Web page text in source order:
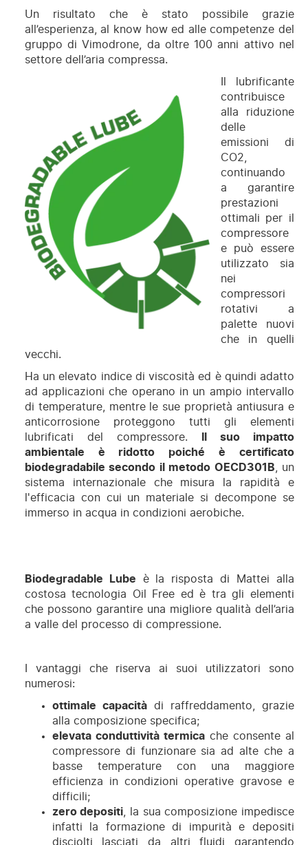
Un risultato che è stato possibile grazie
all’esperienza, al know how ed alle competenze del
gruppo di Vimodrone, da oltre 100 anni attivo nel
settore dell’aria compressa.
Il lubrificante
contribuisce
alla riduzione
delle
emissioni di
CO2,
continuando
a garantire
prestazioni
ottimali per il
compressore
e può essere
utilizzato sia
nei
compressori
rotativi a
palette nuovi
che in quelli
vecchi.
Ha un elevato indice di viscosità ed è quindi adatto
ad applicazioni che operano in un ampio intervallo
di temperature, mentre le sue proprietà antiusura e
anticorrosione proteggono tutti gli elementi
lubrificati del compressore.
Il suo impatto
ambientale è ridotto poiché è certificato
biodegradabile secondo il metodo OECD301B , un
sistema internazionale che misura la rapidità e
l'efficacia con cui un materiale si decompone se
immerso in acqua in condizioni aerobiche.
Biodegradable Lube è la risposta di Mattei alla
costosa tecnologia Oil Free ed è tra gli elementi
che possono garantire una migliore qualità dell’aria
a valle del processo di compressione.
I vantaggi che riserva ai suoi utilizzatori sono
numerosi:
ottimale capacitàdi raffreddamento, grazie
alla composizione specifica;
elevata conduttività termicache consente al
compressore di funzionare sia ad alte che a
basse temperature con una maggiore
efficienza in condizioni operative gravose e
difficili;
zero depositi , la sua composizione impedisce
infatti la formazione di impurità e depositi
disciolti lasciati da altri fluidi garantendo